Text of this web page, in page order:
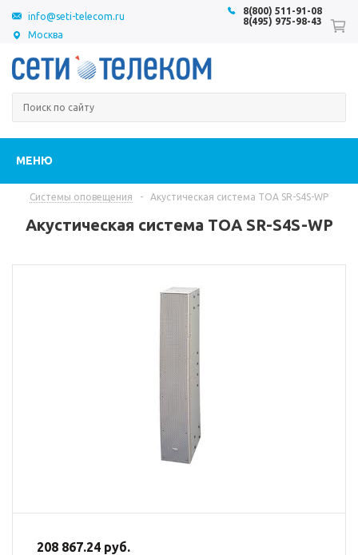
Москва
8(800) 511-91-08
8(495) 975-98-43
info@seti-telecom.ru
МЕНЮ
Системы оповещения - Акустическая система TOA SR-S4S-WP
Акустическая система TOA SR-S4S-WP
208 867.24 руб.